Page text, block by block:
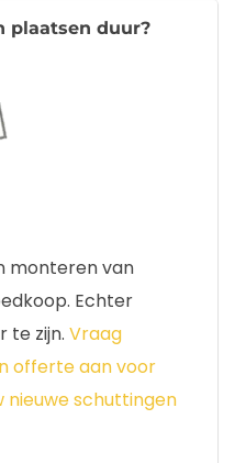
plaatsen duur?
monteren van
Echter
te zijn. Vraag
offerte aan voor
nieuwe schuttingen